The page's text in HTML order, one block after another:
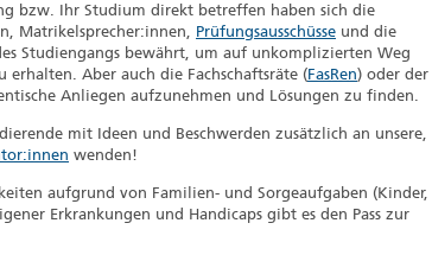
bzw. Ihr Studium direkt betreffen haben sich die
Matrikelsprecher:innen, Prüfungsausschüsse und die
Studiengangs bewährt, um auf unkomplizierten Weg
Aber auch die Fachschaftsräte (FasRen) oder der
Anliegen aufzunehmen und Lösungen zu finden.
mit Ideen und Beschwerden zusätzlich an unsere,
wenden!
aufgrund von Familien- und Sorgeaufgaben (Kinder,
Erkrankungen und Handicaps gibt es den Pass zur